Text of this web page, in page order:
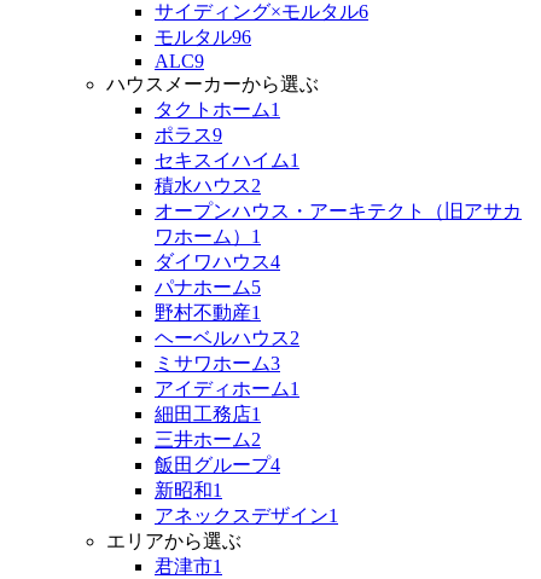
サイディング×モルタル6
モルタル96
ALC9
ハウスメーカーから選ぶ
タクトホーム1
ポラス9
セキスイハイム1
積水ハウス2
オープンハウス・アーキテクト（旧アサカ
ワホーム） 1
ダイワハウス4
パナホーム5
野村不動産1
ヘーベルハウス2
ミサワホーム3
アイディホーム1
細田工務店1
三井ホーム2
飯田グループ4
新昭和1
アネックスデザイン1
エリアから選ぶ
君津市1